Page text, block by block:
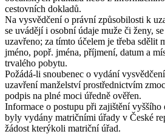
cestovních dokladů.
Na vysvědčení o právní způsobilosti k
se uvádějí i osobní údaje muže či ženy,
uzavřeno; za tímto účelem je třeba sdělit
jméno, popř. jména, příjmení, datum a
trvalého pobytu.
Požádá-li snoubenec o vydání
uzavření manželství prostřednictvím
podpis na plné moci úředně ověřen.
Informace o postupu při zajištění
byly vydány matričními úřady v České
žádost kterýkoli matriční úřad.